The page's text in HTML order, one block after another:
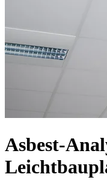
Asbest-